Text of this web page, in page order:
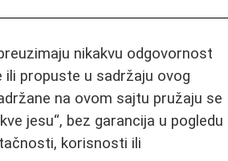
nikakvu odgovornost
ili propuste u sadržaju ovog
na ovom sajtu pružaju se
jesu“, bez garancija u pogledu
korisnosti ili